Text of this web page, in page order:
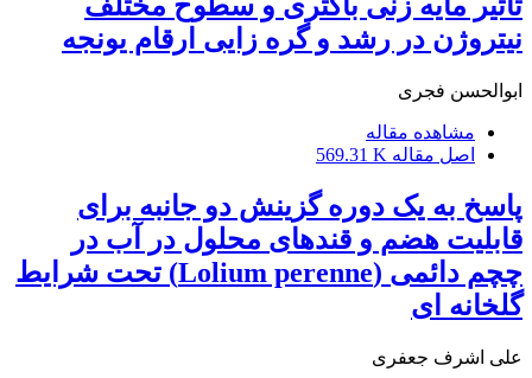
نیتروژن در رشد و گره زایی ارقام یونجه
ابوالحسن فجری
مشاهده مقاله
اصل مقاله 569.31 K
پاسخ به یک دوره گزینش دو جانبه برای
قابلیت هضم و قندهای محلول در آب در
چچم دائمی (Lolium perenne) تحت شرایط
گلخانه ای
علی اشرف جعفری